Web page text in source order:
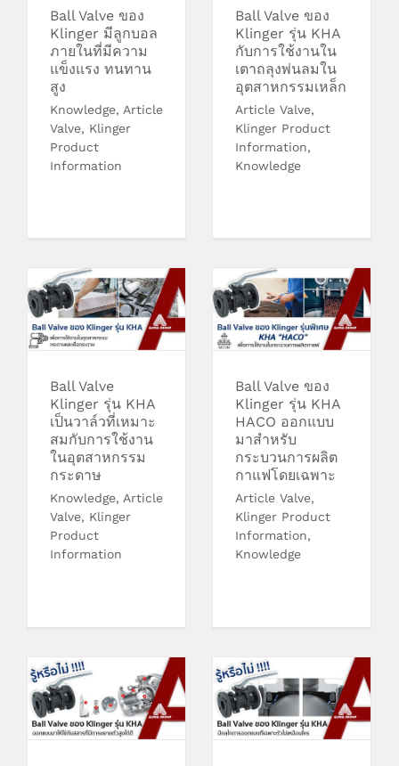
Ball Valve ของ
Klinger มีลูกบอล
ภายในที่มีความ
แข็งแรง ทนทาน
สูง
Knowledge, Article
Valve, Klinger
Product
Information
Ball Valve ของ
Klinger รุ่น KHA
กับการใช้งานใน
เตาถลุงพ่นลมใน
อุตสาหกรรมเหล็ก
Article Valve,
Klinger Product
Information,
Knowledge
Ball Valve Klinger
รุ่น KHA เป็นวาล์วที่
เหมาะสมกับการใช้
งานในอุตสาหกรรม
Ball Valve
Klinger รุ่น KHA
เป็นวาล์วที่เหมาะ
สมกับการใช้งาน
ในอุตสาหกรรม
กระดาษ
Knowledge, Article
Valve, Klinger
Product
Information
Ball Valve ของ
Klinger รุ่น KHA
HACO ออกแบบมา
สำหรับกระบวนการ
ผลิตกาแฟโดย
Ball Valve ของ
Klinger รุ่น KHA
HACO ออกแบบ
มาสำหรับ
กระบวนการผลิต
กาแฟโดยเฉพาะ
Article Valve,
Klinger Product
Information,
Knowledge
Ball Valve ของ
Klinger มีการดีไซน์
ให้ใช้กับสสาร ที่มี
การขยายตัวสูงได้ดี
Sealing System
ของ Klinger มี
ความโดดเด่นที่
เฉพาะตัวไม่เหมือน